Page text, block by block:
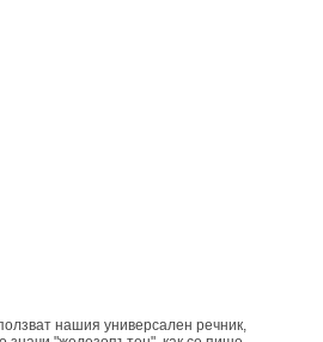
нашия универсален речник,